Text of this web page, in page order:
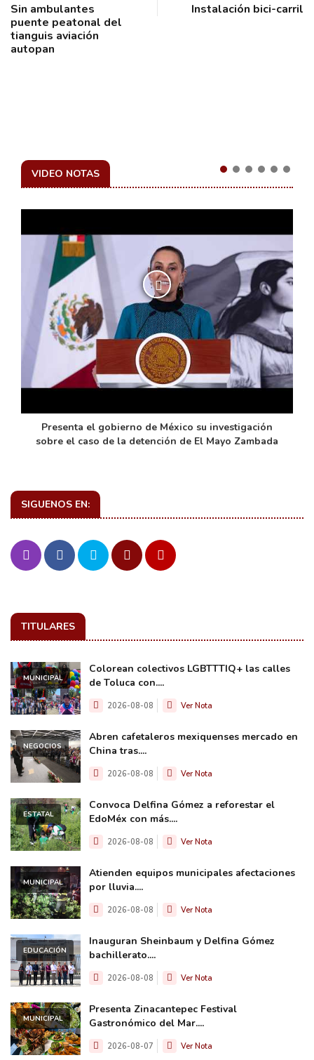
Sin ambulantes
puente peatonal del
tianguis aviación
autopan
Instalación bici-carril
VIDEO NOTAS
Presenta el gobierno de México su investigación
sobre el caso de la detención de El Mayo Zambada
SIGUENOS EN:
TITULARES
MUNICIPAL
Colorean colectivos LGBTTTIQ+ las calles
de Toluca con....
2026-08-08 Ver Nota
NEGOCIOS
Abren cafetaleros mexiquenses mercado en
China tras....
2026-08-08 Ver Nota
ESTATAL
Convoca Delfina Gómez a reforestar el
EdoMéx con más....
2026-08-08 Ver Nota
MUNICIPAL
Atienden equipos municipales afectaciones
por lluvia....
2026-08-08 Ver Nota
EDUCACIÓN
Inauguran Sheinbaum y Delfina Gómez
bachillerato....
2026-08-08 Ver Nota
MUNICIPAL
Presenta Zinacantepec Festival
Gastronómico del Mar....
2026-08-07 Ver Nota